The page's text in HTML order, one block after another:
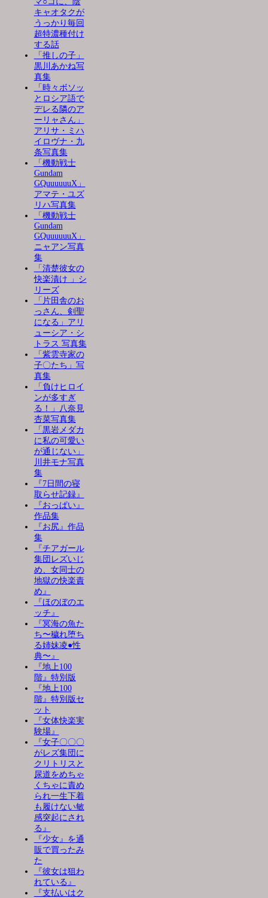
キャオタクが
うっかり毎回
超特濃種付け
する話
「推しの子」
黒川あかね写
真集
「時々ボソッ
とロシア語で
デレる隣のア
ーリャさん」
アリサ・ミハ
イロヴナ・九
条写真集
「機動戦士
Gundam
GQuuuuuuX」
アマテ・ユズ
リハ写真集
「機動戦士
Gundam
GQuuuuuuX」
ニャアン写真
集
「清楚彼女の
快楽漬け 」シ
リーズ
「片田舎のお
っさん、剣聖
になる」アリ
ューシア・シ
トラス 写真集
「紫雲寺家の
子〇たち」写
真集
「負けヒロイ
ンが多すぎ
る！」八奈見
杏菜写真集
「黒岩メダカ
に私の可愛い
が通じない」
川井モナ写真
集
『7日間の寝
取らせ記録』
『おっぱい』
作品集
『お尻』作品
集
『チアガール
集団レズいじ
め、女同士の
地獄の快楽責
め』
『ほのぼのエ
ッチ』
『冥海の魚た
ち〜穢れ堕ち
る姉妹凌●性
典〜』
『地上100
階』特別版
『地上100
階』特別版セ
ット
『女体快楽実
験場』
『女子〇〇〇
がレズ集団に
クリトリスと
尿道をめちゃ
くちゃに責め
られ一生下着
も履けない敏
感突起にされ
る』
『少女』を通
販で買ったみ
た
『彼女は狙わ
れている』
『支払いはク